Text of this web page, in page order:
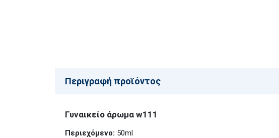
Περιγραφή προϊόντος
Γυναικείο άρωμα w111
Περιεχόμενο: 50ml